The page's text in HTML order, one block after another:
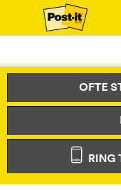
OFTE
RING